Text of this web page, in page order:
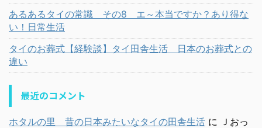
あるあるタイの常識 その8 エ～本当ですか？あり得な
い！日常生活
タイのお葬式【経験談】タイ田舎生活 日本のお葬式との
違い
最近のコメント
ホタルの里 昔の日本みたいなタイの田舎生活 に Ｊおっ